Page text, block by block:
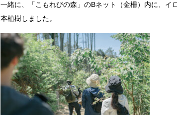
一緒に、「こもれびの森」のBネット（金柵）内に、イ
本植樹しました。